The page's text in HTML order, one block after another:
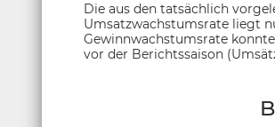
Die aus den tatsächlich
Umsatzwachstumsrate liegt
Gewinnwachstumsrate
vor der Berichtssaison